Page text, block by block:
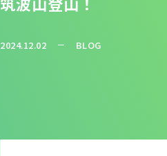
2024.12.02 BLOG